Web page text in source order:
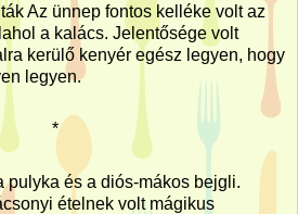
Az ünnep fontos kelléke volt az
a kalács. Jelentősége volt
kerülő kenyér egész legyen, hogy
legyen.
*
pulyka és a diós-mákos bejgli.
ételnek volt mágikus